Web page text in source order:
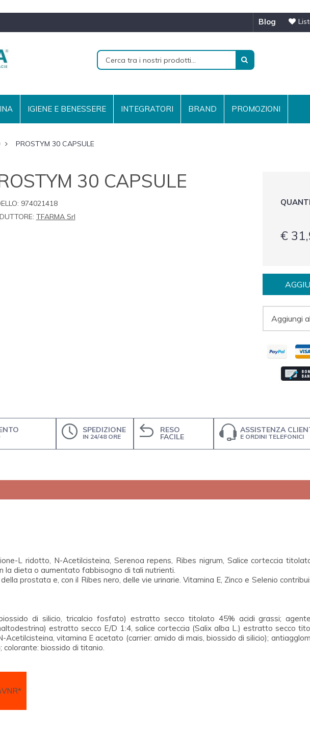
blog
IGIENE E BENESSERE INTEGRATORI BRAND PROMOZIONI
PROSTYM 30 CAPSULE
30 CAPSULE
974021418
TFARMA Srl
€
Aggiungi
SPEDIZIONE
IN 24/48 ORE
RESO
FACILE
ASSISTENZA
E ORDINI TELEFONICI
L ridotto, N-Acetilcisteina, Serenoa repens, Ribes nigrum, Salice corteccia
la dieta o aumentato fabbisogno di tali nutrienti.
prostata e, con il Ribes nero, delle vie urinarie. Vitamina E, Zinco e Selenio
di silicio, tricalcio fosfato) estratto secco titolato 45% acidi grassi;
estratto secco E/D 1:4, salice corteccia (Salix alba L.) estratto secco
vitamina E acetato (carrier: amido di mais, biossido di silicio);
colorante: biossido di titanio.